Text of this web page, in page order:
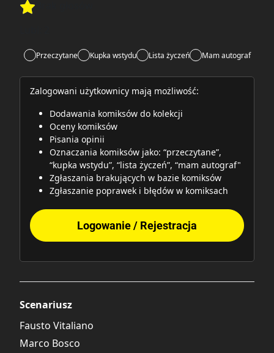
Rate this item:
Przeczytane Kupka wstydu Lista życzeń Mam autograf
Zalogowani użytkownicy mają możliwość:
Dodawania komiksów do kolekcji
Oceny komiksów
Pisania opinii
Oznaczania komiksów jako: “przeczytane”,
“kupka wstydu”, “lista życzeń”, “mam autograf"
Zgłaszania brakujących w bazie komiksów
Zgłaszanie poprawek i błędów w komiksach
Logowanie / Rejestracja
Scenariusz
Fausto Vitaliano
Marco Bosco